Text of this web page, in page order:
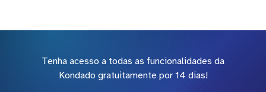
Tenha acesso a todas as funcionalidades da
Kondado gratuitamente por 14 dias!